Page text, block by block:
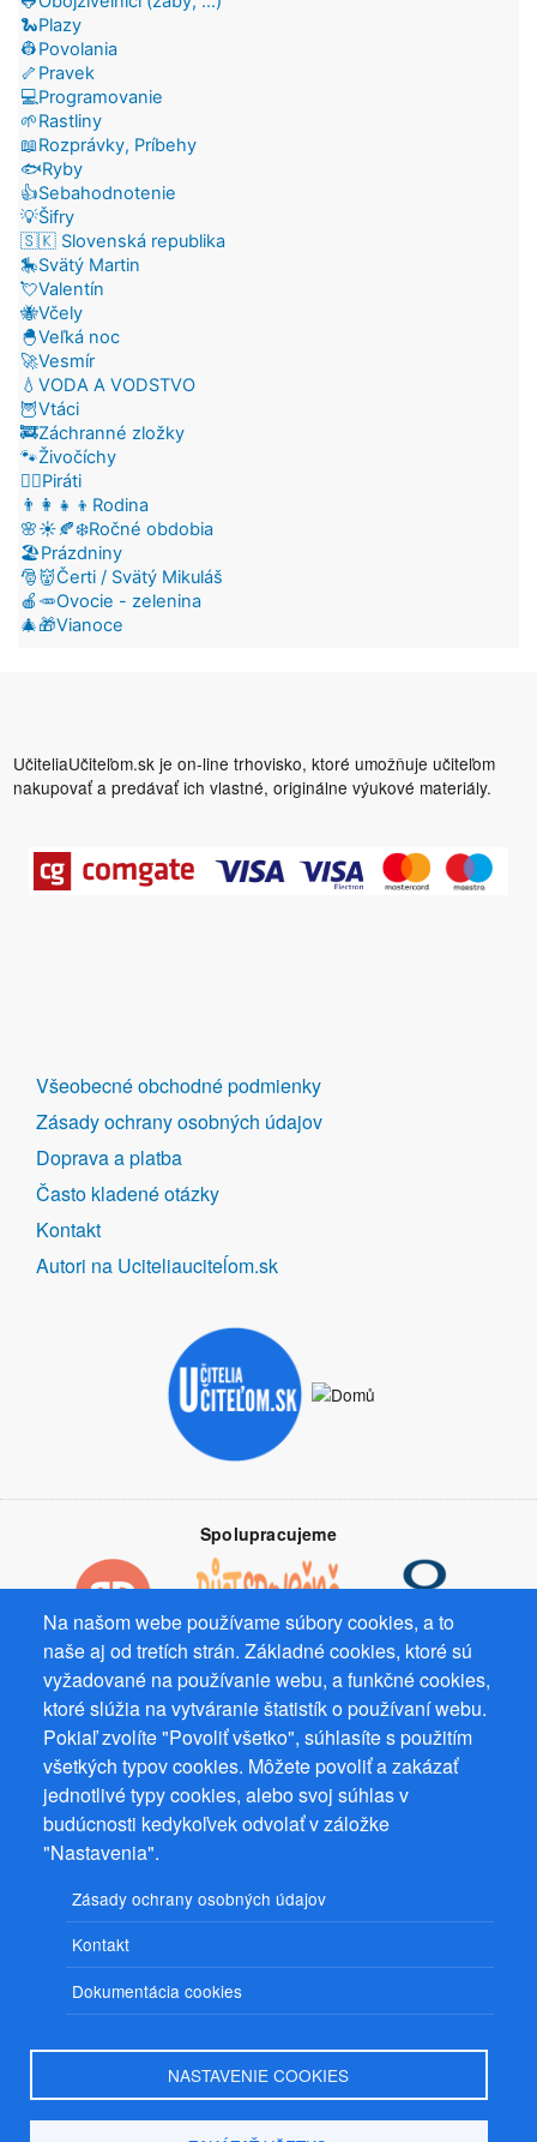
🐍Plazy
👷Povolania
🦴Pravek
💻Programovanie
🌱Rastliny
📖Rozprávky, Príbehy
🐟Ryby
👍Sebahodnotenie
💡Šifry
🇸🇰 Slovenská republika
🎠Svätý Martin
💘Valentín
🐝Včely
🐣Veľká noc
🚀Vesmír
💧VODA A VODSTVO
🦉Vtáci
🚒Záchranné zložky
🐾Živočíchy
🏴‍☠️Piráti
👨‍👩‍👧‍👦Rodina
🌸☀️🍂❄️Ročné obdobia
🏖️Prázdniny
🎅👹Čerti / Svätý Mikuláš
🍎🥕Ovocie - zelenina
🎄🎁Vianoce
UčiteliaUčiteľom.sk je on-line trhovisko, ktoré umožňuje učiteľom
nakupovať a predávať ich vlastné, originálne výukové materiály.
Na našom webe používame súbory cookies, a to
naše aj od tretích strán. Základné cookies, ktoré sú
vyžadované na používanie webu, a funkčné cookies,
ktoré slúžia na vytváranie štatistík o používaní webu.
Pokiaľ zvolíte "Povoliť všetko", súhlasíte s použitím
všetkých typov cookies. Môžete povoliť a zakázať
jednotlivé typy cookies, alebo svoj súhlas v
budúcnosti kedykoľvek odvolať v záložke
"Nastavenia".
Zásady ochrany osobných údajov
Kontakt
Dokumentácia cookies
NASTAVENIE COOKIES
DALŠÍ
ODKAZY
Všeobecné obchodné podmienky
Zásady ochrany osobných údajov
Doprava a platba
Často kladené otázky
Kontakt
Autori na Uciteliauciteĺom.sk
Spolupracujeme
Prevádzkovateľ: Mgr. Bc. Žaneta Radimecká, MBA, Ostrov 256, 561
22 Ostrov, IČ 08993033, DIČ CZ9161263958
© 2026 PuzzleWebss.r.o.